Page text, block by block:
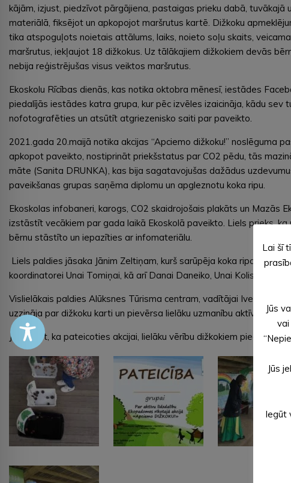
kājām, izjust, piedzīvot pārgājiena, pastaigas prieku dabā,
materiālā, fiksējot un apkopojot maršrutus kartē. Dižkoku
tika atspoguļots noietais attālums, laiks, noieto soļu skaits,
maršrutus, iekļaujot 18 dižkokus. Uz tālākajiem dižkokiem devās
nebija reģistrējušas visus veiktos maršrutus.
Ekoskolu Rīcības dienās, kas notika oktobra mēnesī, iestādes
piedalījās iestādes katra grupa, kur pēc izvēles izaicināja, kādu
nofotografēties un atsūtīt atgriezenisko saiti par paveikto.
2021.gada 20.maijā notika akcijas “Apciemo dižkoku!” noslēguma
apkopot paveikto, nostiprināt priekšstatus par CO2 pēdu, tās
māte (Sanita DRUNKA), kas bija sagatavojušas dažādus
paveikšanas grupas saņēma diplomu un apgleznotu koka ripu.
Ekoskolas infobaneri, karogs, CO2 skaidrojošais plakāts un
izstāstīt vecākiem par gada laikā Ekoskolā paveikto. Liels prieks,
bērnu stāstīto un iepazīties ar infomateriālu.
Liels paldies jāsaka Jānim Zeltiņam, kurš sarūpēja koka ripas un
koordinatorei Unai Tomiņai, kā arī Danai Daneiko, Unai Kolistei un
Vislielākais paldies Alūksnes Tūrisma centram, vadītājai Ivetei
uzzināja par dižkoku karti un pievērsa lielāku uzmanību aktīvās
Jāpiebilst, ka pateicoties akcijai, lielāku vērību dižkokiem piegrieza
Lai šī
Jūs
Jūs
Iegūt